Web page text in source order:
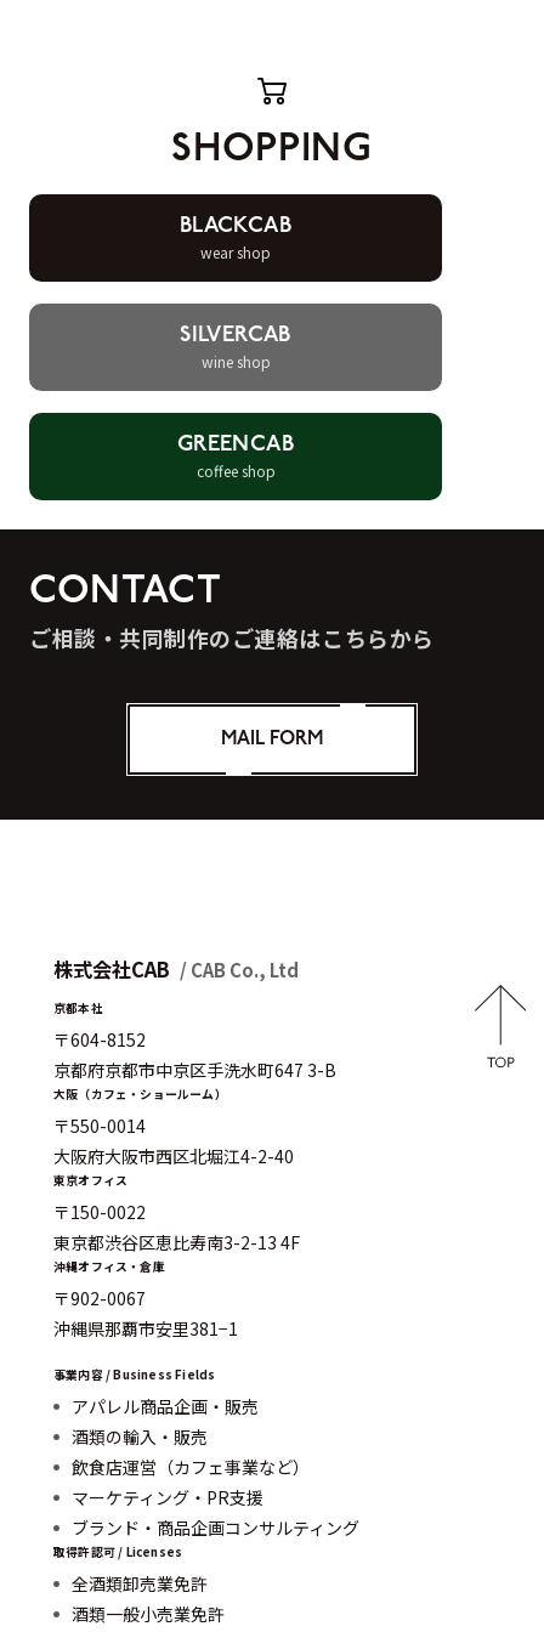
SHOPPING
BLACKCAB
wear shop
SILVERCAB
wine shop
GREENCAB
coffee shop
CONTACT
ご相談・共同制作のご連絡はこちらから
MAIL FORM
株式会社CAB / CAB Co., Ltd
京都本社
〒604-8152
京都府京都市中京区手洗水町647 3-B
大阪（カフェ・ショールーム）
〒550-0014
大阪府大阪市西区北堀江4-2-40
東京オフィス
〒150-0022
東京都渋谷区恵比寿南3-2-13 4F
沖縄オフィス・倉庫
〒902-0067
沖縄県那覇市安里381−1
事業内容 / Business Fields
アパレル商品企画・販売
酒類の輸入・販売
飲食店運営（カフェ事業など）
マーケティング・PR支援
ブランド・商品企画コンサルティング
取得許認可 / Licenses
全酒類卸売業免許
酒類一般小売業免許